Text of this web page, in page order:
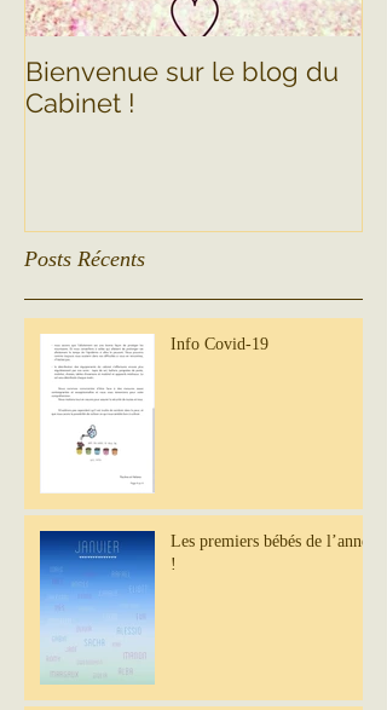
Bienvenue sur le blog du
Cabinet !
Posts Récents
Info Covid-19
Les premiers bébés de l’année
!